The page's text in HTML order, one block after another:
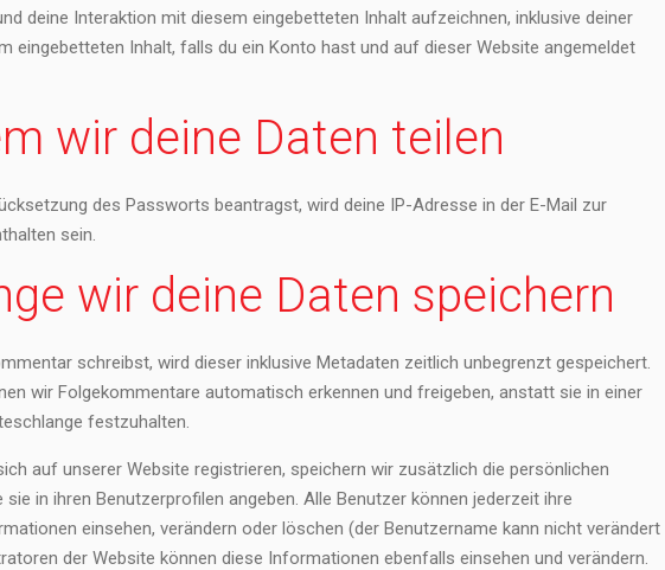
deine Interaktion mit diesem eingebetteten Inhalt aufzeichnen, inklusive deiner
eingebetteten Inhalt, falls du ein Konto hast und auf dieser Website angemeldet
wir deine Daten teilen
des Passworts beantragst, wird deine IP-Adresse in der E-Mail zur
sein.
wir deine Daten speichern
schreibst, wird dieser inklusive Metadaten zeitlich unbegrenzt gespeichert.
wir Folgekommentare automatisch erkennen und freigeben, anstatt sie in einer
festzuhalten.
auf unserer Website registrieren, speichern wir zusätzlich die persönlichen
in ihren Benutzerprofilen angeben. Alle Benutzer können jederzeit ihre
einsehen, verändern oder löschen (der Benutzername kann nicht verändert
der Website können diese Informationen ebenfalls einsehen und verändern.